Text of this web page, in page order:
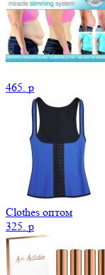
465. p
Clothes оптом
325. p